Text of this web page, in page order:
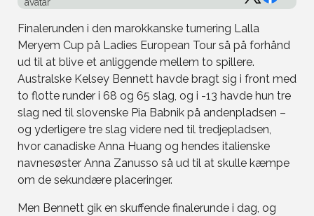
Finalerunden i den marokkanske turnering Lalla
Meryem Cup på Ladies European Tour så på forhånd
ud til at blive et anliggende mellem to spillere.
Australske Kelsey Bennett havde bragt sig i front med
to flotte runder i 68 og 65 slag, og i -13 havde hun tre
slag ned til slovenske Pia Babnik på andenpladsen –
og yderligere tre slag videre ned til tredjepladsen,
hvor canadiske Anna Huang og hendes italienske
navnesøster Anna Zanusso så ud til at skulle kæmpe
om de sekundære placeringer.
Men Bennett gik en skuffende finalerunde i dag, og